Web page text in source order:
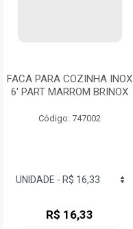
FACA PARA COZINHA INOX
6' PART MARROM BRINOX
Código: 747002
R$ 16,33